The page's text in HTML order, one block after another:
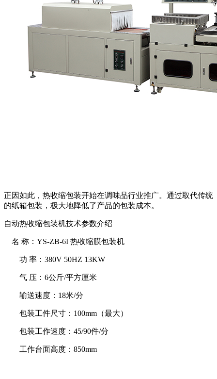
正因如此，热收缩包装开始在调味品行业推广。通过取代传统
的纸箱包装，极大地降低了产品的包装成本。
自动热收缩包装机技术参数介绍
名 称：YS-ZB-6I 热收缩膜包装机
功 率：380V 50HZ 13KW
气 压：6公斤/平方厘米
输送速度：18米/分
包装工件尺寸：100mm（最大）
包装工作速度：45/90件/分
工作台面高度：850mm